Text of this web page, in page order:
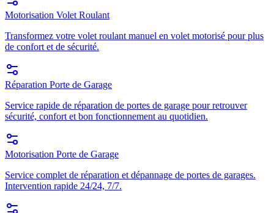
Motorisation Volet Roulant
Transformez votre volet roulant manuel en volet motorisé pour plus
de confort et de sécurité.
Réparation Porte de Garage
Service rapide de réparation de portes de garage pour retrouver
sécurité, confort et bon fonctionnement au quotidien.
Motorisation Porte de Garage
Service complet de réparation et dépannage de portes de garages.
Intervention rapide 24/24, 7/7.